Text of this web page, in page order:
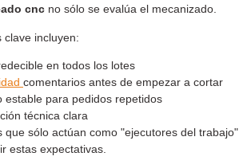
cnc no sólo se evalúa el mecanizado.
clave incluyen:
en todos los lotes
comentarios antes de empezar a cortar
estable para pedidos repetidos
técnica clara
que sólo actúan como "ejecutores del trabajo"
estas expectativas.